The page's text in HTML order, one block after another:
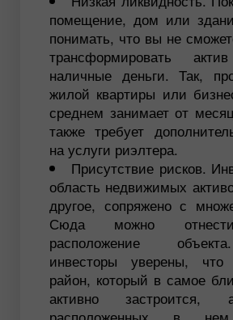
помещение, дом или
понимать, что вы не
трансформировать
наличные деньги. Так,
жилой квартиры или
среднем занимает от
также требует
на услуги риэлтера.
Присутствие рисков.
область недвижимых
другое, сопряжено с
Сюда можно
расположение
инвесторы уверены,
район, который в самое
активно застроится,